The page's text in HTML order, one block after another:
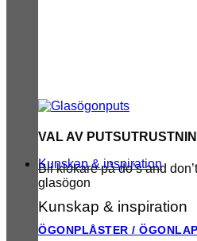
VAL AV
Bli klokare på do’s and
glasögon
Kunskap & inspiration
Kunskap & inspiration
ÖGONPLÅSTER /